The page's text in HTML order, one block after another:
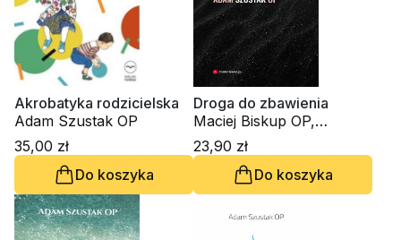
Akrobatyka rodzicielska
Adam Szustak OP
35,00 zł
Do koszyka
Droga do zbawienia
Maciej Biskup OP,
Tomasz Golonka OP,
Wojciech Gomułka OP,
Tomasz Grabowski OP,
Paweł Kozacki OP, Jakub
Nesterowicz, Adam
23,90 zł
Do koszyka